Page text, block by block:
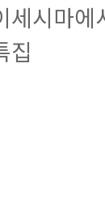
세시마
집